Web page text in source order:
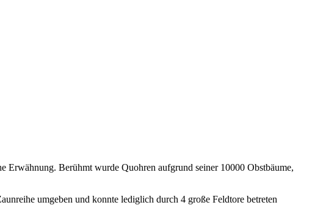
Erwähnung. Berühmt wurde Quohren aufgrund seiner 10000 Obstbäume,
umgeben und konnte lediglich durch 4 große Feldtore betreten